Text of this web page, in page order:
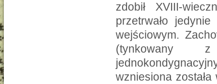
zdobił XVIII-
przetrwało
wejściowym.
(tynkowany
wzniesiona